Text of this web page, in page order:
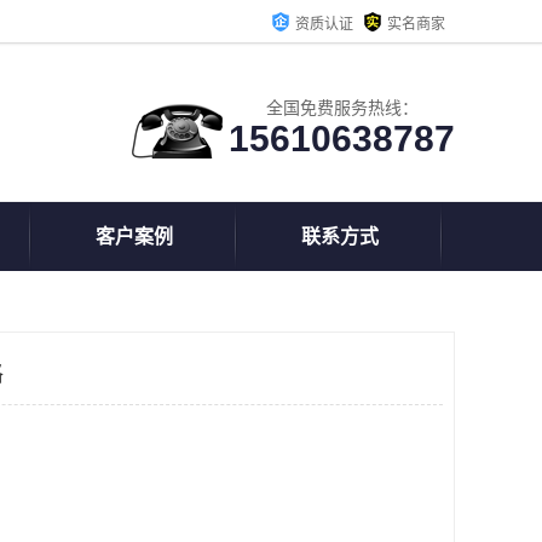
资质认证 实名商家
全国免费服务热线：
15610638787
客户案例 联系方式